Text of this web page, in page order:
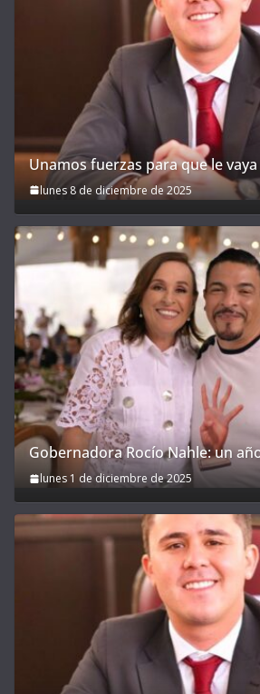
Unamos fuerzas para que le
lunes 8 de diciembre de 2025
Gobernadora Rocío Nahle: un
lunes 1 de diciembre de 2025